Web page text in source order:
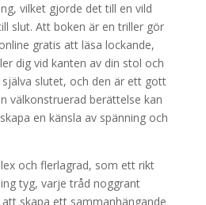
vilket gjorde det till en vild
slut. Att boken är en triller gör
gratis att läsa lockande,
dig vid kanten av din stol och
själva slutet, och den är ett gott
välkonstruerad berättelse kan
en känsla av spänning och
och flerlagrad, som ett rikt
tyg, varje tråd noggrant
skapa ett sammanhängande